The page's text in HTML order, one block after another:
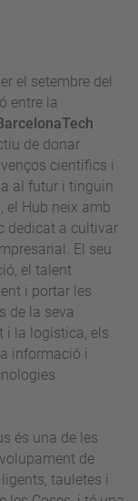
el setembre del
entre la
de donar
científics i
al futur i tinguin
el Hub neix amb
dedicat a cultivar
El seu
el talent
i portar les
de la seva
i la logística, els
informació i
és una de les
de
tauletes i